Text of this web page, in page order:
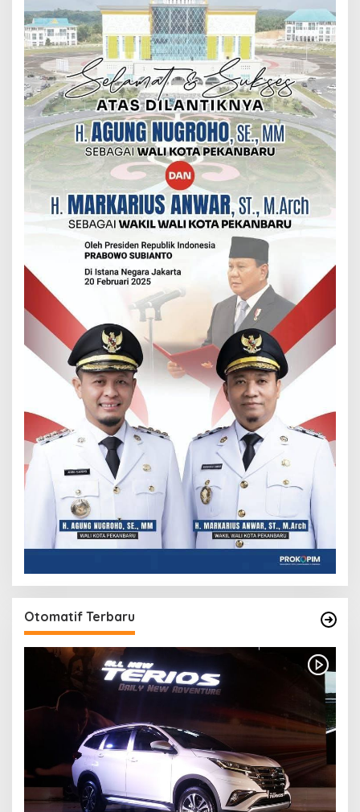
Otomatif Terbaru